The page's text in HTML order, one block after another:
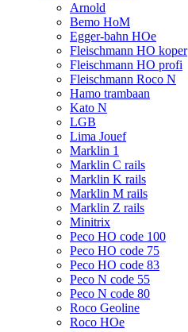
Arnold
Bemo HoM
Egger-bahn HOe
Fleischmann HO koper
Fleischmann HO profi
Fleischmann Roco N
Hamo trambaan
Kato N
LGB
Lima Jouef
Marklin 1
Marklin C rails
Marklin K rails
Marklin M rails
Marklin Z rails
Minitrix
Peco HO code 100
Peco HO code 75
Peco HO code 83
Peco N code 55
Peco N code 80
Roco Geoline
Roco HOe